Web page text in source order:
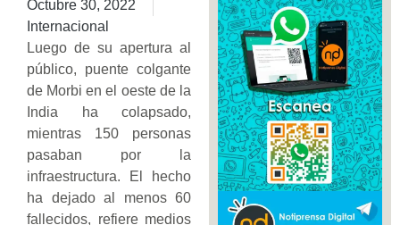
Octubre 30, 2022
Internacional
Luego de su apertura al
público, puente colgante
de Morbi en el oeste de la
India ha colapsado,
mientras 150 personas
pasaban por la
infraestructura. El hecho
ha dejado al menos 60
fallecidos, refiere medios